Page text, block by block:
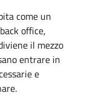
come un
office,
il mezzo
entrare in
e